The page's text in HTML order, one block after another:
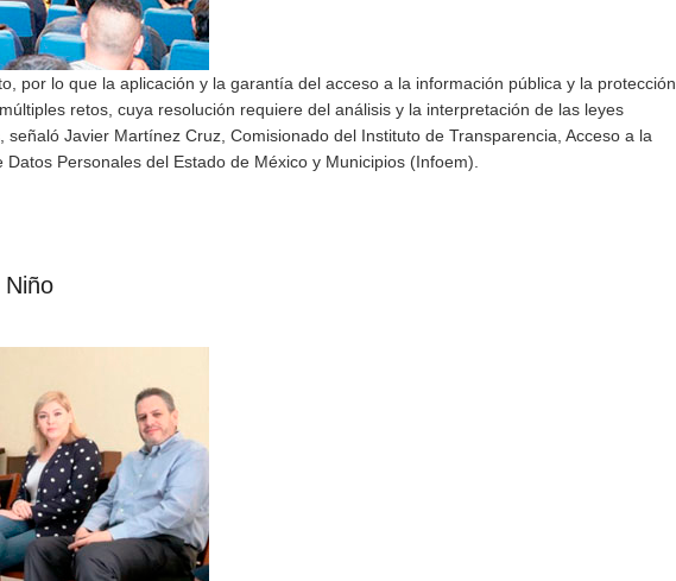
por lo que la aplicación y la garantía del acceso a la información pública y la protección
retos, cuya resolución requiere del análisis y la interpretación de las leyes
Javier Martínez Cruz, Comisionado del Instituto de Transparencia, Acceso a la
Personales del Estado de México y Municipios (Infoem).